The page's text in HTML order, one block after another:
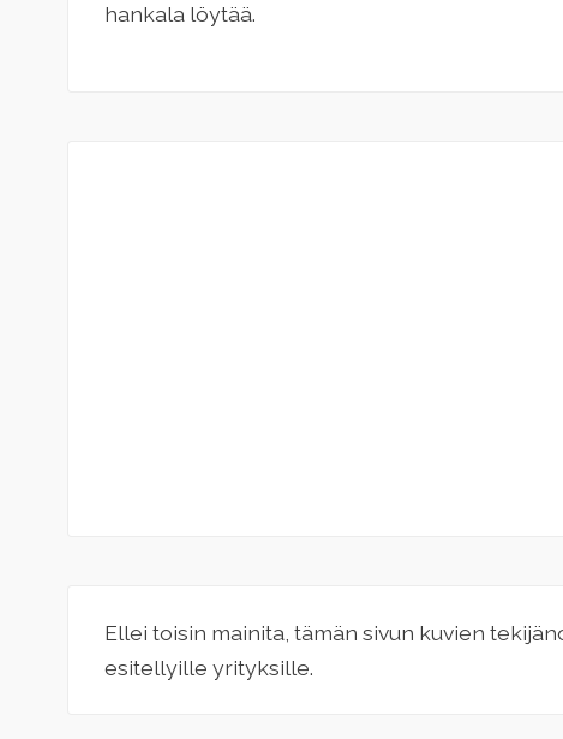
hankala löytää.
Ellei toisin mainita, tämän sivun kuvien
esitellyille yrityksille.